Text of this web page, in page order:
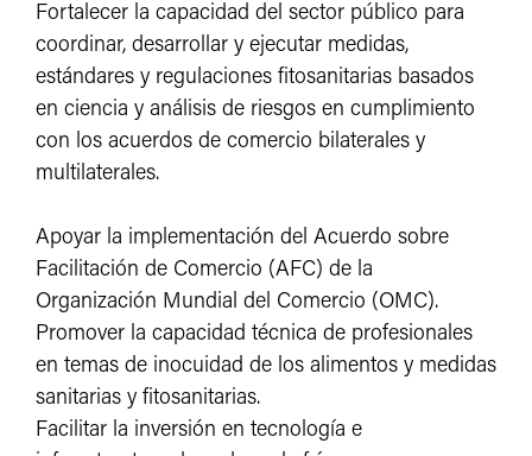
Fortalecer la capacidad del sector público para
coordinar, desarrollar y ejecutar medidas,
estándares y regulaciones fitosanitarias basados
en ciencia y análisis de riesgos en cumplimiento
con los acuerdos de comercio bilaterales y
multilaterales.
Apoyar la implementación del Acuerdo sobre
Facilitación de Comercio (AFC) de la
Organización Mundial del Comercio (OMC).
Promover la capacidad técnica de profesionales
en temas de inocuidad de los alimentos y medidas
sanitarias y fitosanitarias.
Facilitar la inversión en tecnología e